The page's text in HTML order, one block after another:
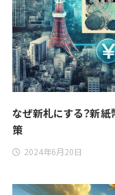
なぜ新札にする？新
策
2024年6月20日